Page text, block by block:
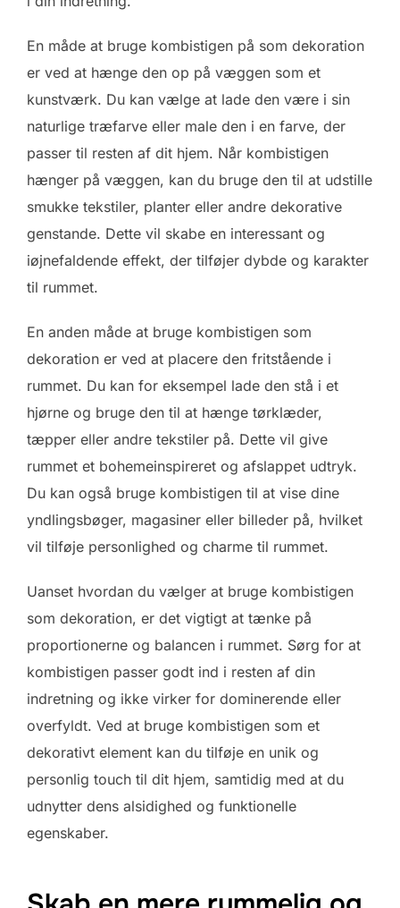
En måde at bruge kombistigen på som dekoration
er ved at hænge den op på væggen som et
kunstværk. Du kan vælge at lade den være i sin
naturlige træfarve eller male den i en farve, der
passer til resten af dit hjem. Når kombistigen
hænger på væggen, kan du bruge den til at udstille
smukke tekstiler, planter eller andre dekorative
genstande. Dette vil skabe en interessant og
iøjnefaldende effekt, der tilføjer dybde og karakter
til rummet.
En anden måde at bruge kombistigen som
dekoration er ved at placere den fritstående i
rummet. Du kan for eksempel lade den stå i et
hjørne og bruge den til at hænge tørklæder,
tæpper eller andre tekstiler på. Dette vil give
rummet et bohemeinspireret og afslappet udtryk.
Du kan også bruge kombistigen til at vise dine
yndlingsbøger, magasiner eller billeder på, hvilket
vil tilføje personlighed og charme til rummet.
Uanset hvordan du vælger at bruge kombistigen
som dekoration, er det vigtigt at tænke på
proportionerne og balancen i rummet. Sørg for at
kombistigen passer godt ind i resten af din
indretning og ikke virker for dominerende eller
overfyldt. Ved at bruge kombistigen som et
dekorativt element kan du tilføje en unik og
personlig touch til dit hjem, samtidig med at du
udnytter dens alsidighed og funktionelle
egenskaber.